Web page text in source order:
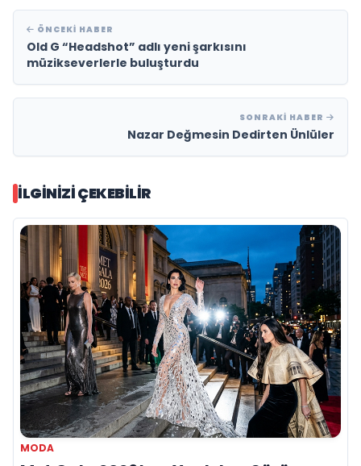
ÖNCEKI HABER
Old G “Headshot” adlı yeni şarkısını
müzikseverlerle buluşturdu
SONRAKI HABER
Nazar Değmesin Dedirten Ünlüler
İLGINIZI ÇEKEBILIR
MODA